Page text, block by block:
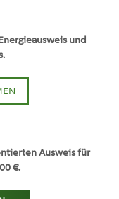
und
Ausweis für
€.